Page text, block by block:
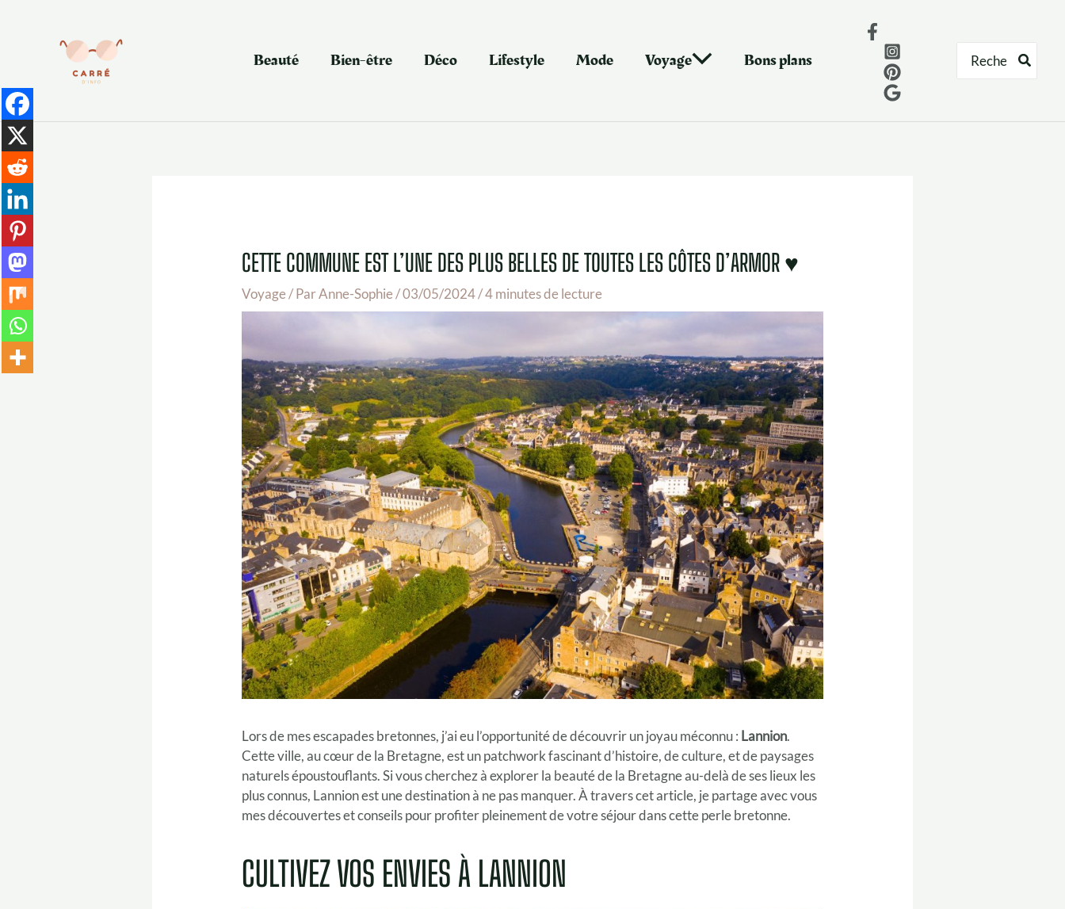
Beauté Bien-être Déco Lifestyle Mode Voyage Bons plans Rechercher:
CETTE COMMUNE EST L’UNE DES PLUS BELLES DE TOUTES LES CÔTES D’ARMOR ♥️
Voyage/ ParAnne-Sophie/03/05/2024/4 minutes de lecture
Lors de mes escapades bretonnes, j’ai eu l’opportunité de découvrir un joyau méconnu : Lannion.
Cette ville, au cœur de la Bretagne, est un patchwork fascinant d’histoire, de culture, et de paysages
naturels époustouflants. Si vous cherchez à explorer la beauté de la Bretagne au-delà de ses lieux les
plus connus, Lannion est une destination à ne pas manquer. À travers cet article, je partage avec vous
mes découvertes et conseils pour profiter pleinement de votre séjour dans cette perle bretonne.
CULTIVEZ VOS ENVIES À LANNION